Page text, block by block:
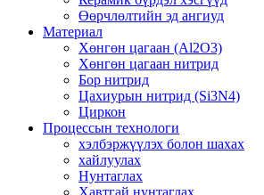
Өөрчлөлтийн эд ангиуд
Материал
Хөнгөн цагаан (Al2O3)
Хөнгөн цагаан нитрид
Бор нитрид
Цахиурын нитрид (Si3N4)
Циркон
Процессын технологи
хэлбэржүүлэх болон шахах
хайлуулах
Нунтаглах
Хавтгай нунтаглах